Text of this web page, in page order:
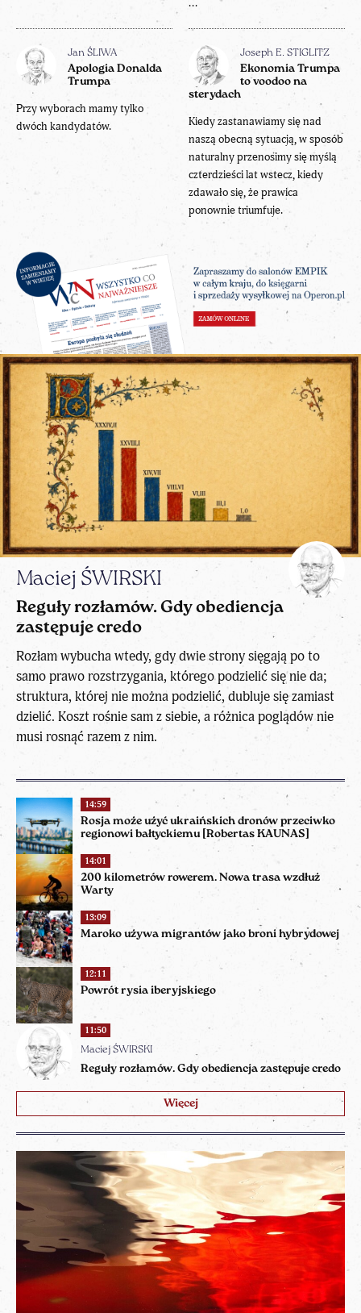
Jan ŚLIWA
Apologia Donalda
Trumpa
Przy wyborach mamy tylko
dwóch kandydatów.
Joseph E. STIGLITZ
Ekonomia Trumpa
to voodoo na
sterydach
Kiedy zastanawiamy się nad
naszą obecną sytuacją, w sposób
naturalny przenosimy się myślą
czterdzieści lat wstecz, kiedy
zdawało się, że prawica
ponownie triumfuje.
14:59
Rosja może użyć ukraińskich dronów przeciwko
regionowi bałtyckiemu [Robertas KAUNAS]
14:01
200 kilometrów rowerem. Nowa trasa wzdłuż
Warty
13:09
Maroko używa migrantów jako broni hybrydowej
12:11
Powrót rysia iberyjskiego
11:50
Maciej ŚWIRSKI
Reguły rozłamów. Gdy obediencja zastępuje credo
Więcej
Maciej ŚWIRSKI
Reguły rozłamów. Gdy obediencja
zastępuje credo
Rozłam wybucha wtedy, gdy dwie strony sięgają po to
samo prawo rozstrzygania, którego podzielić się nie da;
struktura, której nie można podzielić, dubluje się zamiast
dzielić. Koszt rośnie sam z siebie, a różnica poglądów nie
musi rosnąć razem z nim.